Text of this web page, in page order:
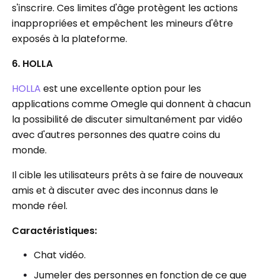
s'inscrire. Ces limites d'âge protègent les actions
inappropriées et empêchent les mineurs d'être
exposés à la plateforme.
6. HOLLA
HOLLA est une excellente option pour les
applications comme Omegle qui donnent à chacun
la possibilité de discuter simultanément par vidéo
avec d'autres personnes des quatre coins du
monde.
Il cible les utilisateurs prêts à se faire de nouveaux
amis et à discuter avec des inconnus dans le
monde réel.
Caractéristiques:
Chat vidéo.
Jumeler des personnes en fonction de ce que